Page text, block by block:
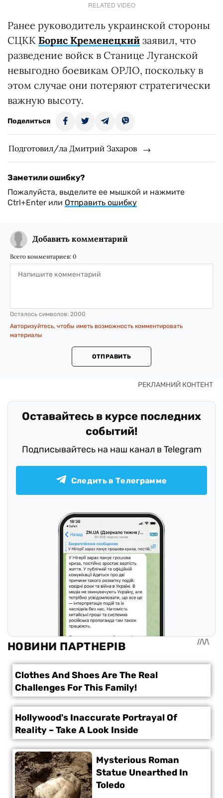
RELATED VIDEO
Ранее руководитель украинской стороны
СЦКК Борис Кременецкий заявил, что
разведение войск в Станице Луганской
невыгодно боевикам ОРЛО, поскольку в
этом случае они потеряют стратегически
важную высоту.
Поделиться
Подготовил/ла Дмитрий Захаров
Заметили ошибку?
Пожалуйста, выделите ее мышкой и нажмите
Ctrl+Enter или Отправить ошибку
Добавить комментарий
Всего комментариев: 0
Осталось символов: 2000
Авторизуйтесь, чтобы иметь возможность комментировать
материалы
ОТПРАВИТЬ
Оставайтесь в курсе последних
событий!
Подписывайтесь на наш канал в Telegram
Следить в Телеграмме